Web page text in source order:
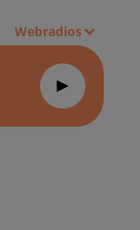
Webradios